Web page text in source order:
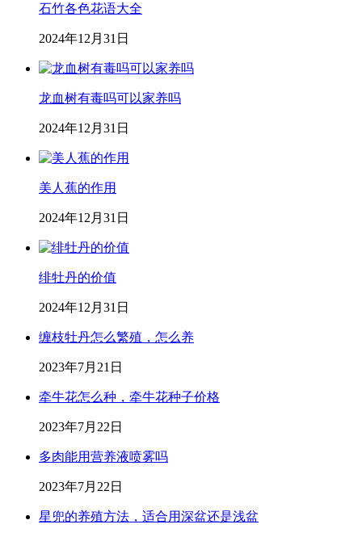
石竹各色花语大全
2024年12月31日
龙血树有毒吗可以家养吗
2024年12月31日
美人蕉的作用
2024年12月31日
绯牡丹的价值
2024年12月31日
缠枝牡丹怎么繁殖，怎么养
2023年7月21日
牵牛花怎么种，牵牛花种子价格
2023年7月22日
多肉能用营养液喷雾吗
2023年7月22日
星兜的养殖方法，适合用深盆还是浅盆